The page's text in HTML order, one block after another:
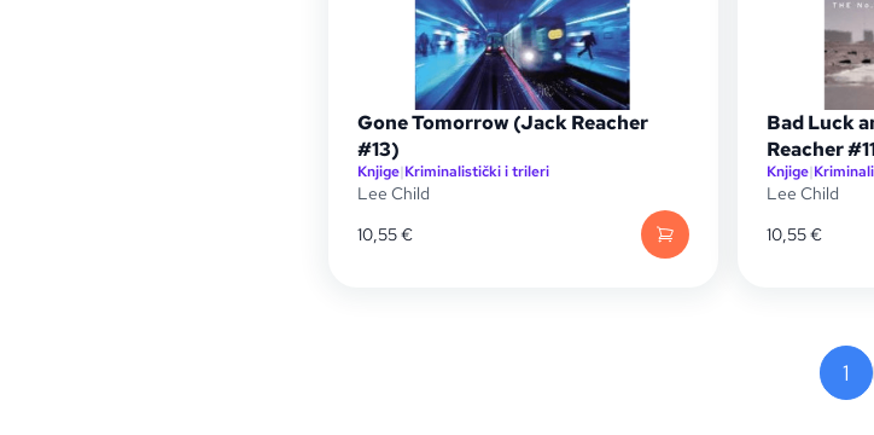
Gone Tomorrow (Jack Reacher
#13)
Knjige|Kriminalistički i trileri
Lee Child
10,55€
Bad Luck
Reacher
Knjige|
Lee Child
10,55€
1